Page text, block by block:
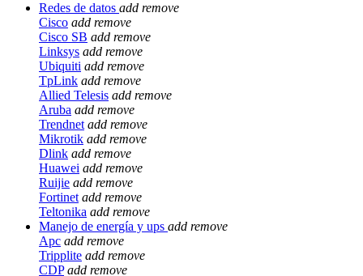
Redes de datos add remove
Cisco add remove
Cisco SB add remove
Linksys add remove
Ubiquiti add remove
TpLink add remove
Allied Telesis add remove
Aruba add remove
Trendnet add remove
Mikrotik add remove
Dlink add remove
Huawei add remove
Ruijie add remove
Fortinet add remove
Teltonika add remove
Manejo de energía y ups add remove
Apc add remove
Tripplite add remove
CDP add remove